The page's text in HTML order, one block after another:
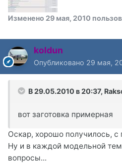
Изменено 29 мая, 2010
koldun
Опубликовано 29 мая,
В 29.05.2010 в 20:37,
вот заготовка примерная
Оскар, хорошо получилось,
Ну и в каждой модельной
вопросы...